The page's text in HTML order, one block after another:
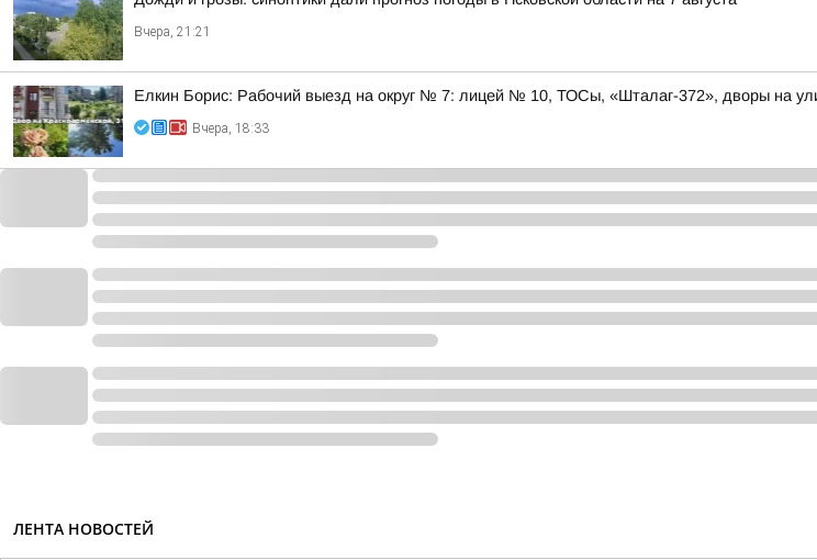
Вчера, 21:21
Елкин Борис: Рабочий выезд на округ № 7: лицей № 10, ТОСы, «Шталаг-372», дворы на
Вчера, 18:33
ЛЕНТА НОВОСТЕЙ